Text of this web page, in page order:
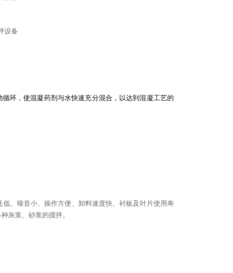
环，使混凝药剂与水快速充分混合，以达到混凝工艺的
、噪音小、操作方便、卸料速度快、衬板及叶片使用寿
灰浆、砂浆的搅拌。